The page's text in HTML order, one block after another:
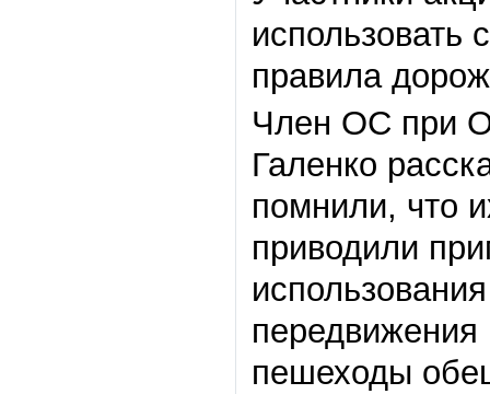
правила
Член ОС при
Галенко
помнили, что
приводили
передвижения
пешеходы